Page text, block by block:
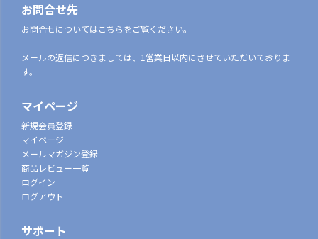
お問合せ先
お問合せについてはこちらをご覧ください。
メールの返信につきましては、1営業日以内にさせていただいておりま
す。
マイページ
新規会員登録
マイページ
メールマガジン登録
商品レビュー一覧
ログイン
ログアウト
サポート